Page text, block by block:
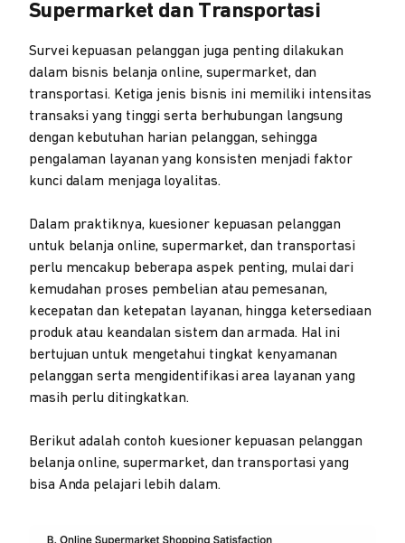
Supermarket dan Transportasi
Survei kepuasan pelanggan juga penting dilakukan
dalam bisnis belanja online, supermarket, dan
transportasi. Ketiga jenis bisnis ini memiliki intensitas
transaksi yang tinggi serta berhubungan langsung
dengan kebutuhan harian pelanggan, sehingga
pengalaman layanan yang konsisten menjadi faktor
kunci dalam menjaga loyalitas.
Dalam praktiknya, kuesioner kepuasan pelanggan
untuk belanja online, supermarket, dan transportasi
perlu mencakup beberapa aspek penting, mulai dari
kemudahan proses pembelian atau pemesanan,
kecepatan dan ketepatan layanan, hingga ketersediaan
produk atau keandalan sistem dan armada. Hal ini
bertujuan untuk mengetahui tingkat kenyamanan
pelanggan serta mengidentifikasi area layanan yang
masih perlu ditingkatkan.
Berikut adalah contoh kuesioner kepuasan pelanggan
belanja online, supermarket, dan transportasi yang
bisa Anda pelajari lebih dalam.